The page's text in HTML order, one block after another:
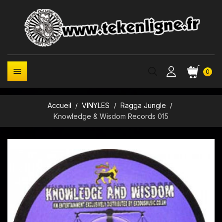
0

Accueil VINYLES
Ragga Jungle
Knowledge & Wisdom Records 015